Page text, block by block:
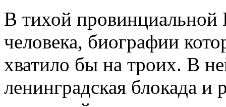
В тихой провинциальной
человека, биографии
хватило бы на троих. В
ленинградская блокада